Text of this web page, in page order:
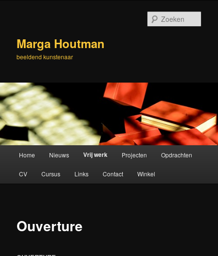
inhoudMarga Houtman
beeldend kunstenaar
Home Nieuws Vrij werk Projecten Opdrachten
CV Cursus Links Contact Winkel
Ouverture